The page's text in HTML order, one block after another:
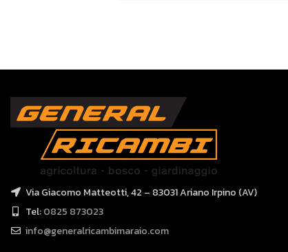
Via Giacomo Matteotti, 42 – 83031 Ariano Irpino (AV)
Tel:0825 873023
info@generalricambimaraio.com